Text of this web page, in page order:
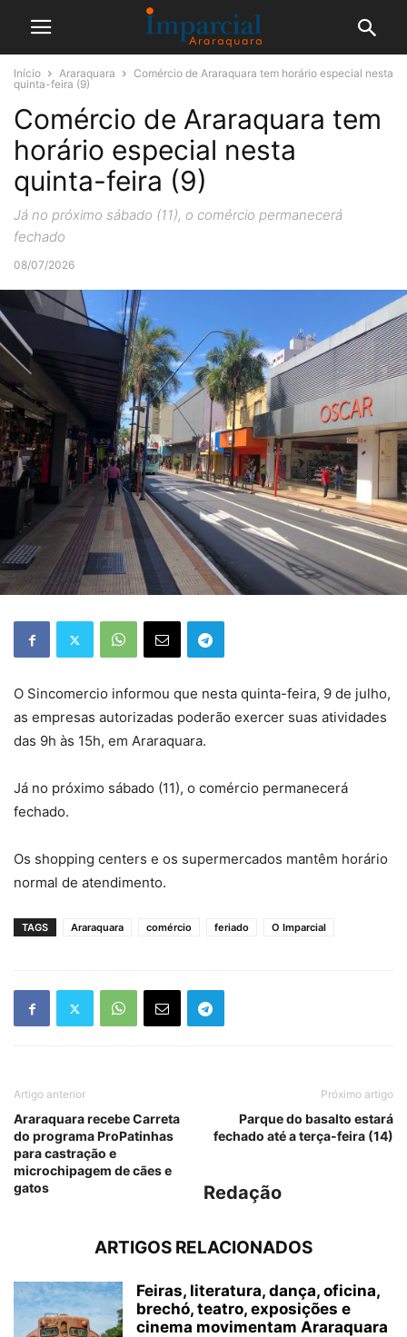
Início Araraquara
Comércio de Araraquara tem horário especial nesta
quinta-feira (9)
Comércio de Araraquara tem
horário especial nesta
quinta-feira (9)
Já no próximo sábado (11), o comércio permanecerá
fechado
08/07/2026
O Sincomercio informou que nesta quinta-feira, 9 de julho,
as empresas autorizadas poderão exercer suas atividades
das 9h às 15h, em Araraquara.
Já no próximo sábado (11), o comércio permanecerá
fechado.
Os shopping centers e os supermercados mantêm horário
normal de atendimento.
TAGS Araraquara comércio feriado O Imparcial
Artigo anterior
Araraquara recebe Carreta
do programa ProPatinhas
para castração e
microchipagem de cães e
gatos
Próximo artigo
Parque do basalto estará
fechado até a terça-feira (14)
Redação
ARTIGOS RELACIONADOS
Feiras, literatura, dança, oficina,
brechó, teatro, exposições e
cinema movimentam Araraquara